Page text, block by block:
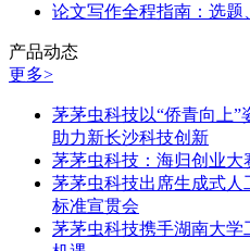
论文写作全程指南：选
产品动态
更多>
茅茅虫科技以“侨青向上”
助力新长沙科技创新
茅茅虫科技：海归创业大
茅茅虫科技出席生成式
标准宣贯会
茅茅虫科技携手湖南大